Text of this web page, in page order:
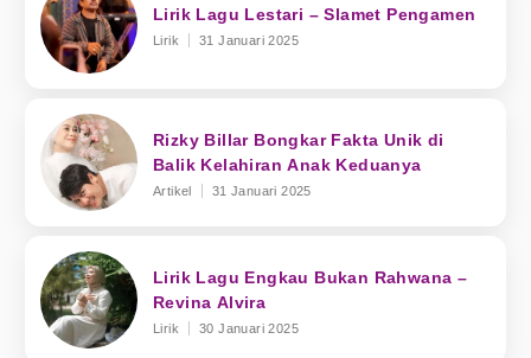
Lirik Lagu Lestari – Slamet Pengamen
Lirik 31 Januari 2025
Rizky Billar Bongkar Fakta Unik di
Balik Kelahiran Anak Keduanya
Artikel 31 Januari 2025
Lirik Lagu Engkau Bukan Rahwana –
Revina Alvira
Lirik 30 Januari 2025